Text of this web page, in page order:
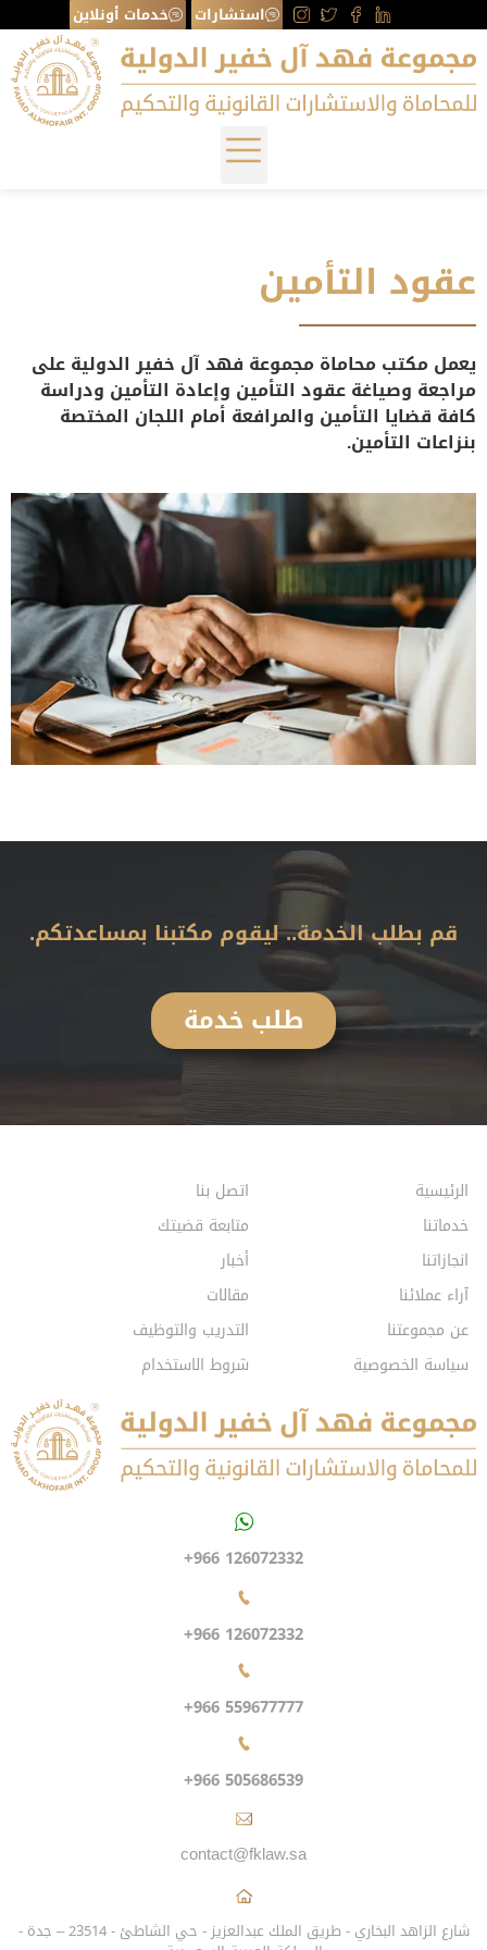
استشارات خدمات أونلاين
عقود التأمين
يعمل مكتب محاماة مجموعة فهد آل خفير الدولية على
مراجعة وصياغة عقود التأمين وإعادة التأمين ودراسة
كافة قضايا التأمين والمرافعة أمام اللجان المختصة
بنزاعات التأمين.
قم بطلب الخدمة.. ليقوم مكتبنا بمساعدتكم.
طلب خدمة
الرئيسية
خدماتنا
انجازاتنا
آراء عملائنا
عن مجموعتنا
سياسة الخصوصية
اتصل بنا
متابعة قضيتك
أخبار
مقالات
التدريب والتوظيف
شروط الاستخدام
+966 126072332
+966 126072332
+966 559677777
+966 505686539
contact@fklaw.sa
شارع الزاهد البخاري - طريق الملك عبدالعزيز - حي الشاطئ - 23514 – جدة -